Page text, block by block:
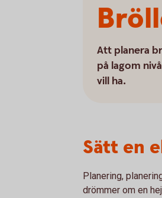
Att planera
på lagom
vill ha.
Sätt en
Planering,
drömmer om en